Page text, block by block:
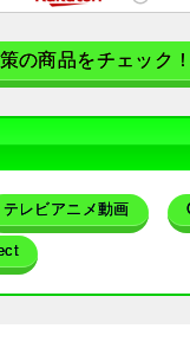
の商品をチェック！
テレビアニメ動画